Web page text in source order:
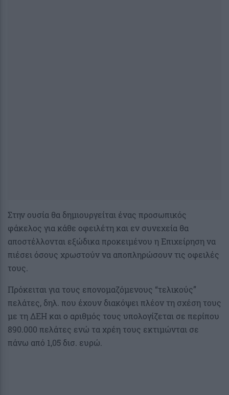
Στην ουσία θα δημιουργείται ένας προσωπικός
φάκελος για κάθε οφειλέτη και εν συνεχεία θα
αποστέλλονται εξώδικα προκειμένου η Επιχείρηση να
πιέσει όσους χρωστούν να αποπληρώσουν τις οφειλές
τους.
Πρόκειται για τους επονομαζόμενους “τελικούς”
πελάτες, δηλ. που έχουν διακόψει πλέον τη σχέση τους
με τη ΔΕΗ και ο αριθμός τους υπολογίζεται σε περίπου
890.000 πελάτες ενώ τα χρέη τους εκτιμώνται σε
πάνω από 1,05 δισ. ευρώ.